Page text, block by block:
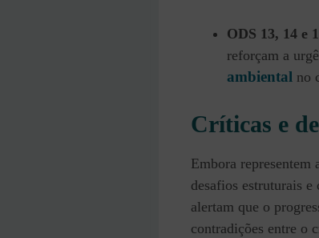
ODS 13, 14 e
reforçam a
ambiental no
Críticas e
Embora
desafios estruturais
alertam que o
contradições entre o